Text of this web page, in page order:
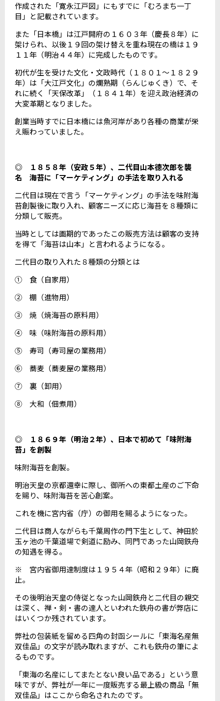
作成された「寛永江戸図」にもすでに「むろまち一丁
目」と記載されています。
また「日本橋」は江戸開府の１６０３年（慶長８年）に
架けられ、以後１９回の架け替えを重ね現在の橋は１９
１１年（明治４４年）に完成したものです。
初代が生を受けた文化・文政時代（１８０１～１８２９
年）は「大江戸文化」の爛熟期（らんじゅくき）で、そ
れに続く「天保改革」（１８４１年）を迎え政治経済の
大変革期となりました。
創業当時すでに日本橋には魚河岸があり各種の商業が栄
え賑わっていました。
◎ １８５８年（安政５年）、二代目山本德次郎を襲
名 海苔に「マーケティング」の手法を取り入れる
二代目は現在で言う「マーケティング」の手法を味附海
苔創製後に取り入れ、顧客ニーズに応じ海苔を８種類に
分類して販売。
当時としては画期的であったこの販売方法は顧客の支持
を得て「海苔は山本」と言われるようになる。
二代目の取り入れた８種類の分類とは
① 食（自家用）
② 棚（進物用）
③ 焼（焼海苔の原料用）
④ 味（味附海苔の原料用）
⑤ 寿司（寿司屋の業務用）
⑥ 蕎麦（蕎麦屋の業務用）
⑦ 裏（卸用）
⑧ 大和（佃煮用）
◎ １８６９年（明治２年）、日本で初めて「味附海
苔」を創製
味附海苔を創製。
明治天皇の京都還幸に際し、御所への東都土産のご下命
を賜り、味附海苔を苦心創案。
これを機に宮内省（庁）の御用を賜るようになった。
二代目は商人ながらも千葉周作の門下生として、神田於
玉ヶ池の千葉道場で剣道に励み、同門であった山岡鉄舟
の知遇を得る。
※ 宮内省御用達制度は１９５４年（昭和２９年）に廃
止。
その後明治天皇の侍従となった山岡鉄舟と二代目の親交
は深く、禅・剣・書の達人といわれた鉄舟の書が弊店に
はいくつか残されています。
弊社の包装紙を留める四角の封函シールに「東海名産無
双佳品」の文字が読み取れますが、これも鉄舟の筆によ
るものです。
「東海の名産にしてまたとない良い品である」という意
味ですが、弊社が一年に一度販売する最上級の商品「無
双佳品」はここから命名されたのです。